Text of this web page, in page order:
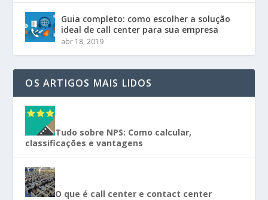
Guia completo: como escolher a solução
ideal de call center para sua empresa
abr 18, 2019
OS ARTIGOS MAIS LIDOS
Tudo sobre NPS: Como calcular,
classificações e vantagens
O que é call center e contact center